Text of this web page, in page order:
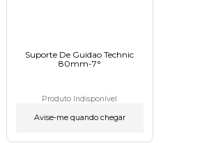
Suporte De Guidao Technic
80mm-7°ㅤㅤㅤㅤㅤㅤㅤㅤㅤㅤㅤㅤㅤㅤㅤㅤㅤ
Produto Indisponível
Avise-me quando chegar